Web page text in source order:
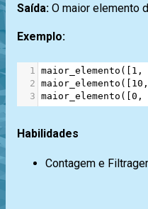
Saída: O maior elemento
Exemplo:
1 maior_elemento ([ 1 ,
2 maior_elemento ([ 10
3 maior_elemento ([ 0 ,
Habilidades
Contagem e